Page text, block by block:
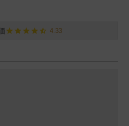
4.33